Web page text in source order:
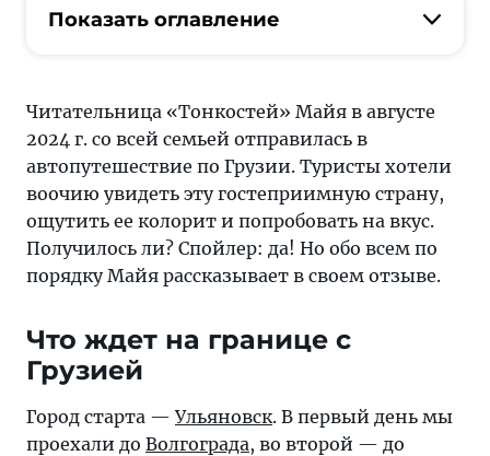
поездке
России
Показать оглавление
Читательница «Тонкостей» Майя в августе
2024 г. со всей семьей отправилась в
автопутешествие по Грузии. Туристы хотели
воочию увидеть эту гостеприимную страну,
ощутить ее колорит и попробовать на вкус.
Получилось ли? Спойлер: да! Но обо всем по
порядку Майя рассказывает в своем отзыве.
Что ждет на границе с
Грузией
Город старта — Ульяновск. В первый день мы
проехали до Волгограда, во второй — до